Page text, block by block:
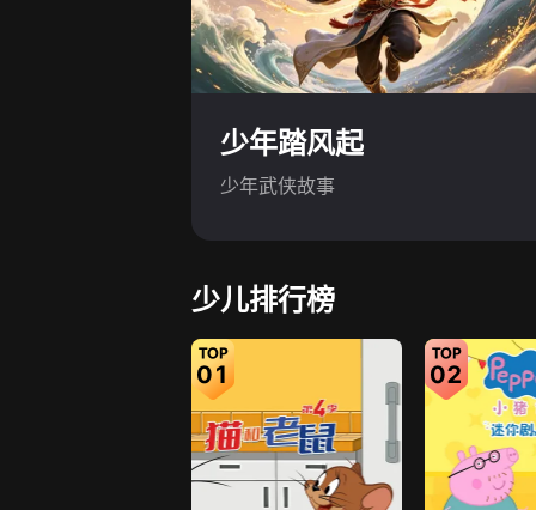
少年踏风起
少年武侠故事
少儿排行榜
01 02